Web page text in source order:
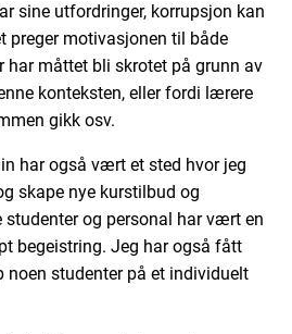
sine utfordringer, korrupsjon kan
preger motivasjonen til både
har måttet bli skrotet på grunn av
konteksten, eller fordi lærere
gikk osv.
har også vært et sted hvor jeg
skape nye kurstilbud og
studenter og personal har vært en
begeistring. Jeg har også fått
studenter på et individuelt